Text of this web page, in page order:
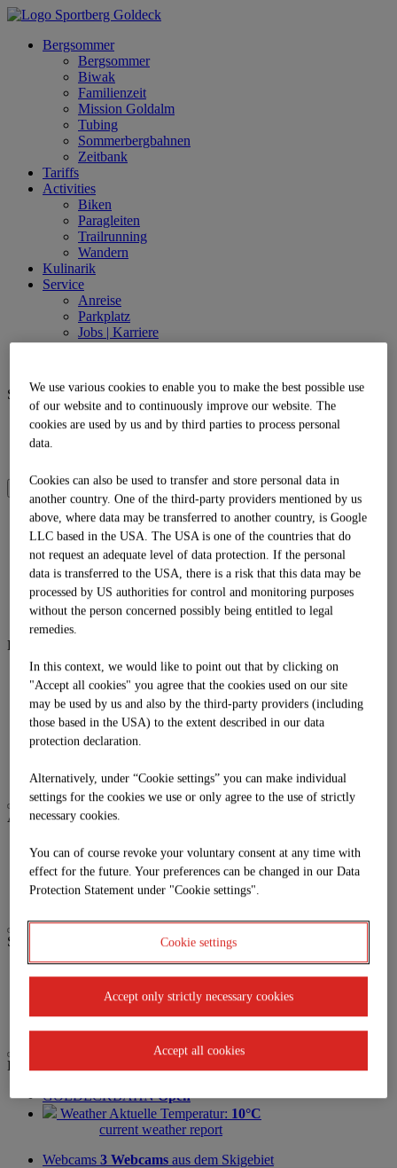
Bergsommer
Bergsommer
Biwak
Familienzeit
Mission Goldalm
Tubing
Sommerbergbahnen
Zeitbank
Tariffs
Activities
Biken
Paragleiten
Trailrunning
Wandern
Kulinarik
Service
Anreise
Parkplatz
Jobs | Karriere
Partner
Sprache
DE
EN
SOMMER WINTER
Language
DE
EN
IT
Shop
Bergsommer
Bergsommer
Biwak
Familienzeit
Mission Goldalm
Tubing
Zeitbank
Activities
Biken
Paragleiten
Trailrunning
Wandern
Service
Jobs | Karriere
Partner
Live
GOLDECKBAHNOpen
Weather Aktuelle Temperatur: 10°C
current weather report
Webcams 3 Webcams aus dem Skigebiet
We use various cookies to enable you to make the best possible use
of our website and to continuously improve our website. The
cookies are used by us and by third parties to process personal
data.
Cookies can also be used to transfer and store personal data in
another country. One of the third-party providers mentioned by us
above, where data may be transferred to another country, is Google
LLC based in the USA. The USA is one of the countries that do
not request an adequate level of data protection. If the personal
data is transferred to the USA, there is a risk that this data may be
processed by US authorities for control and monitoring purposes
without the person concerned possibly being entitled to legal
remedies.
In this context, we would like to point out that by clicking on
"Accept all cookies" you agree that the cookies used on our site
may be used by us and also by the third-party providers (including
those based in the USA) to the extent described in our data
protection declaration.
Alternatively, under “Cookie settings” you can make individual
settings for the cookies we use or only agree to the use of strictly
necessary cookies.
You can of course revoke your voluntary consent at any time with
effect for the future. Your preferences can be changed in our Data
Protection Statement under "Cookie settings".
Cookie settings
Accept only strictly necessary cookies
Accept all cookies